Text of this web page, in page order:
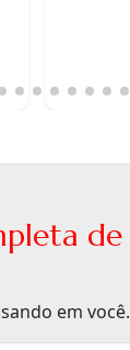
de
em você.